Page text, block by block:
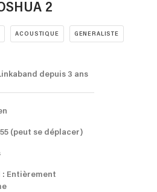
2
ACOUSTIQUE GENERALISTE
depuis 3 ans
(peut se déplacer)
: Entièrement